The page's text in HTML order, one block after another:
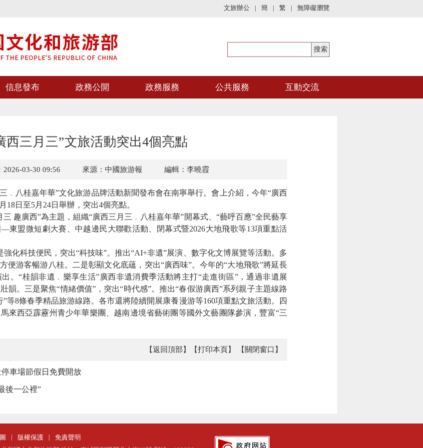
文旅辦公 | 簡 | 繁 | 無障礙瀏覽
信息發布 政務公開 政務服務 公共服務 互動交流
西三月三”文旅活動突出4個亮點
2026-03-30 09:56 來源：中國旅游報 編輯：李曉霞
八桂嘉年華”文化旅游品牌活動新聞發布會在南寧舉行。會上介紹，今年“廣西
18日至5月24日舉辦，突出4個亮點。
趣廣西”為主題，組織“廣西三月三﹒八桂嘉年華”開幕式、“藝呼百應”全民藝享
東盟微短劇大賽、中越邊民大聯歡活動、閉幕式暨2026大地飛歌等13項重點活
科技便民，突出“科技味”。推出“AI+非遺”展演、數字化文博展覽等活動。多
便游客暢游八桂。二是彰顯文化底蘊，突出“廣西味”。今年的“大地飛歌”將延長
。“桂韻非遺﹒樂享生活”廣西非遺消費季活動將主打“走進街區”，通過非遺展
韻。三是聚焦“情緒價值”，突出“時代感”。推出“春假游廣西”系列親子主題線路
等8條春季精品旅游線路。各市還將陸續開展康養漫游等160項重點文旅活動。四
來西亞霹靂州青少年華樂團、越南邊境省藝術團等國外文藝團隊參演，豐富“三
【返回頂部】 【打印本頁】 【關閉窗口】
車場節假日免費開放
後一公裡”